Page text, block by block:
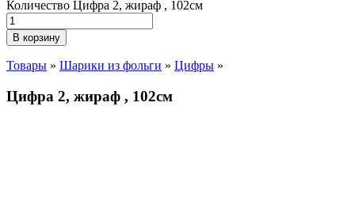
Количество Цифра 2, жираф , 102см
В корзину
Товары » Шарики из фольги » Цифры »
Цифра 2, жираф , 102см